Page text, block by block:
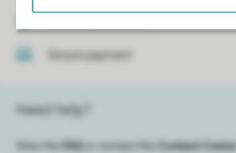
Secure payment
Need help?
View the FAQ or contact the Contact Center